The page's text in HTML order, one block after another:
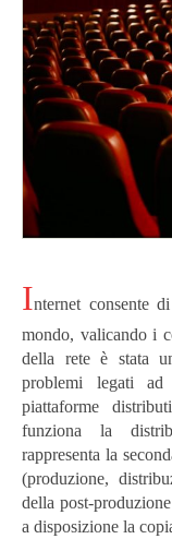
Internet consente
mondo, valicando i
della rete è stata
problemi legati
piattaforme
funziona la
rappresenta la
(produzione,
della post-
a disposizione la